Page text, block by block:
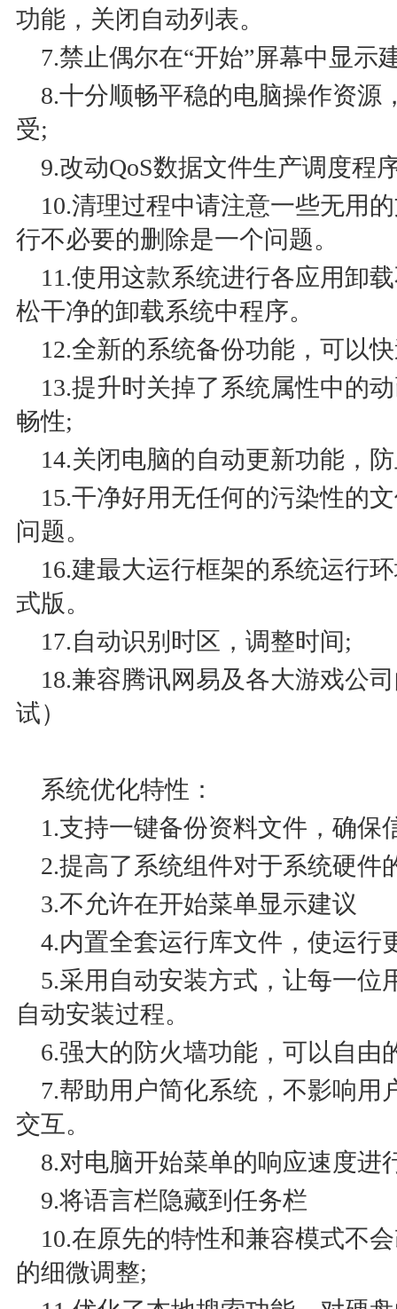
功能，关闭自动列表。
7.禁止偶尔在“开始”屏幕中显示
8.十分顺畅平稳的电脑操作资源
受;
9.改动QoS数据文件生产调度程
10.清理过程中请注意一些无用
行不必要的删除是一个问题。
11.使用这款系统进行各应用卸
松干净的卸载系统中程序。
12.全新的系统备份功能，可以
13.提升时关掉了系统属性中的
畅性;
14.关闭电脑的自动更新功能，
15.干净好用无任何的污染性的
问题。
16.建最大运行框架的系统运行
式版。
17.自动识别时区，调整时间;
18.兼容腾讯网易及各大游戏公
试）
系统优化特性：
1.支持一键备份资料文件，确保
2.提高了系统组件对于系统硬件
3.不允许在开始菜单显示建议
4.内置全套运行库文件，使运行
5.采用自动安装方式，让每一位
自动安装过程。
6.强大的防火墙功能，可以自由
7.帮助用户简化系统，不影响用
交互。
8.对电脑开始菜单的响应速度进
9.将语言栏隐藏到任务栏
10.在原先的特性和兼容模式不
的细微调整;